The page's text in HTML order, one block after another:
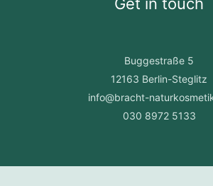
Buggestraße 5
12163 Berlin-Steglitz
info@bracht-
030 8972 5133